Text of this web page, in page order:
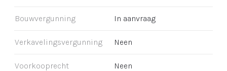
Bouwvergunning In aanvraag
Verkavelingsvergunning Neen
Voorkooprecht Neen